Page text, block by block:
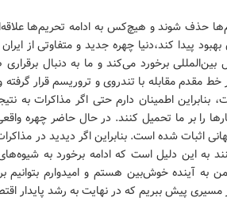
حذف شوند و هیچ‌کس به ادامه تحریم‌ها
بهبود پیدا کند،دنیا چهره جدید و متفاوتی از
بین‌المللی برخورد می‌کند و ما به دنبال
مقدم مقابله با تندروی و تروریسم قرار گرفته
اطمینان دارم حتی اگر مذاکرات به
را بر ما تحمیل کنند. در حال حاضر چهره‌‌
اثبات شده است. بنابراین اگر دیدید در
به این دلیل است که ادامه برخورد به
به آینده خوش‌بین هستم و امیدوارم بتوانیم
مسیری پیش ببریم که در نهایت به رشد پایدار